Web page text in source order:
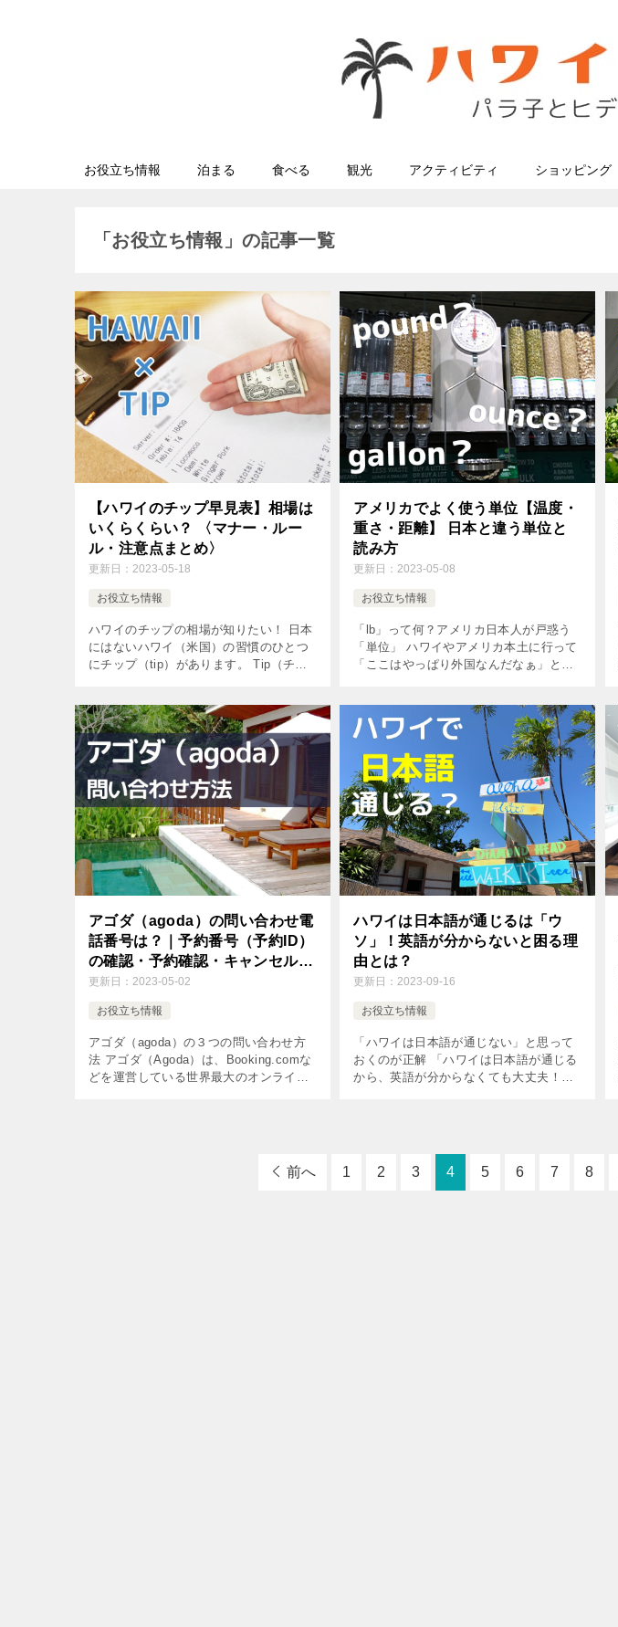
お役立ち情報 泊まる 食べる 観光 アクティビティ ショッピング
「お役立ち情報」の記事一覧
【ハワイのチップ早見表】相場は
いくらくらい？ 〈マナー・ルー
ル・注意点まとめ〉
更新日： 2023-05-18
お役立ち情報
ハワイのチップの相場が知りたい！ 日本
にはないハワイ（米国）の習慣のひとつ
にチップ（tip）があります。 Tip（チッ
本に住む私 […]
アメリカでよく使う単位【温度・
重さ・距離】 日本と違う単位と
読み方
更新日： 2023-05-08
お役立ち情報
「lb」って何？アメリカ日本人が戸惑う
「単位」 ハワイやアメリカ本土に行って
「ここはやっぱり外国なんだなぁ」と感
が右側通行だったり、横断歩道の歩行
[…]
アゴダ（agoda）の問い合わせ電
話番号は？｜予約番号（予約ID）
の確認・予約確認・キャンセル方
法
更新日： 2023-05-02
お役立ち情報
アゴダ（agoda）の３つの問い合わせ方
法 アゴダ（Agoda）は、Booking.comな
どを運営している世界最大のオンライン
ハワイは日本語が通じるは「ウ
ソ」！英語が分からないと困る理
由とは？
更新日：2023-09-16
お役立ち情報
「ハワイは日本語が通じない」と思って
おくのが正解 「ハワイは日本語が通じる
から、英語が分からなくても大丈夫！」
前へ 1 2 3 4 5 6 7 8